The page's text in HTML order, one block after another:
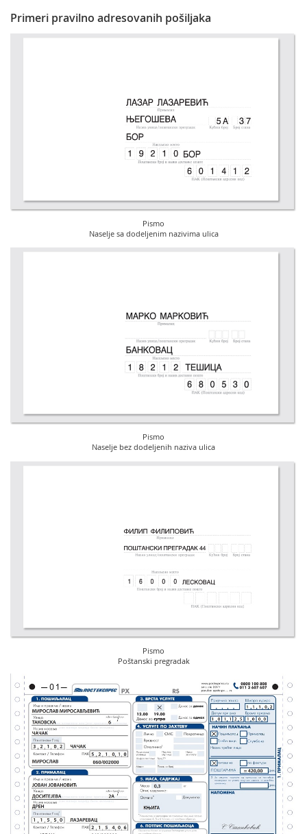
Primeri pravilno adresovanih pošiljaka
Pismo
Naselje sa dodeljenim nazivima ulica
Pismo
Naselje bez dodeljenih naziva ulica
Pismo
Poštanski pregradak